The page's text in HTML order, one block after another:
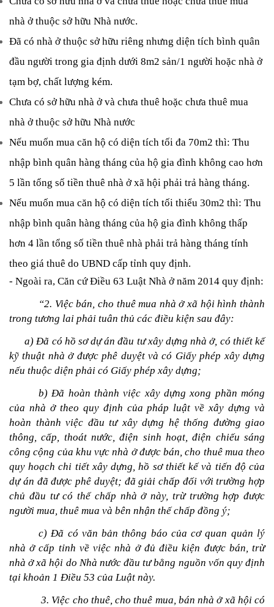
nhà ở thuộc sở hữu Nhà nước.
Đã có nhà ở thuộc sở hữu riêng nhưng diện tích bình quân
đầu người trong gia định dưới 8m2 sản/1 người hoặc nhà ở
tạm bợ, chất lượng kém.
Chưa có sở hữu nhà ở và chưa thuê hoặc chưa thuê mua
nhà ở thuộc sở hữu Nhà nước
Nếu muốn mua căn hộ có diện tích tối đa 70m2 thì: Thu
nhập bình quân hàng tháng của hộ gia đình không cao hơn
5 lần tổng số tiền thuê nhà ở xã hội phải trả hàng tháng.
Nếu muốn mua căn hộ có diện tích tối thiểu 30m2 thì: Thu
nhập bình quân hàng tháng của hộ gia đình không thấp
hơn 4 lần tổng số tiền thuê nhà phải trả hàng tháng tính
theo giá thuê do UBND cấp tỉnh quy định.
- Ngoài ra, Căn cứ Điều 63 Luật Nhà ở năm 2014 quy định:
“2. Việc bán, cho thuê mua nhà ở xã hội hình thành
trong tương lai phải tuân thủ các điều kiện sau đây:
a) Đã có hồ sơ dự án đầu tư xây dựng nhà ở, có thiết kế
kỹ thuật nhà ở được phê duyệt và có Giấy phép xây dựng
nếu thuộc diện phải có Giấy phép xây dựng;
b) Đã hoàn thành việc xây dựng xong phần móng
của nhà ở theo quy định của pháp luật về xây dựng và
hoàn thành việc đầu tư xây dựng hệ thống đường giao
thông, cấp, thoát nước, điện sinh hoạt, điện chiếu sáng
công cộng của khu vực nhà ở được bán, cho thuê mua theo
quy hoạch chi tiết xây dựng, hồ sơ thiết kế và tiến độ của
dự án đã được phê duyệt; đã giải chấp đối với trường hợp
chủ đầu tư có thế chấp nhà ở này, trừ trường hợp được
người mua, thuê mua và bên nhận thế chấp đồng ý;
c) Đã có văn bản thông báo của cơ quan quản lý
nhà ở cấp tỉnh về việc nhà ở đủ điều kiện được bán, trừ
nhà ở xã hội do Nhà nước đầu tư bằng nguồn vốn quy định
tại khoản 1 Điều 53 của Luật này.
3. Việc cho thuê, cho thuê mua, bán nhà ở xã hội có